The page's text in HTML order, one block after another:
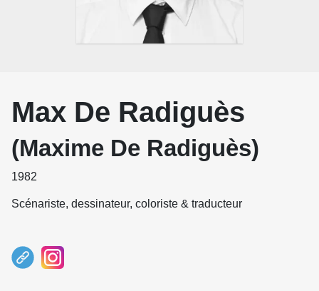
Max De Radiguès
(Maxime De Radiguès)
1982
Scénariste, dessinateur, coloriste & traducteur